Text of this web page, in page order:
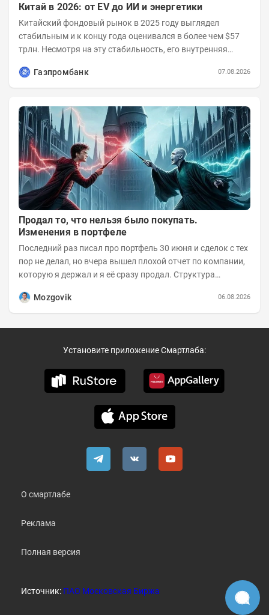
Китай в 2026: от EV до ИИ и энергетики
Китайский фондовый рынок в 2025 году выглядел
стабильным и к концу года оценивался в более чем $57
трлн. Несмотря на эту стабильность, его внутренняя
Газпромбанк
07.08.2026
Продал то, что нельзя было покупать.
Изменения в портфеле
Последний раз писал про портфель 30 июня и сделок с тех
пор не делал, но вчера вышел плохой отчет по компании,
которую я держал и я её сразу продал. Структура
Mozgovik
06.08.2026
Установите приложение Смартлаба:
О смартлабе
Реклама
Полная версия
Источник: ПАО Московская Биржа